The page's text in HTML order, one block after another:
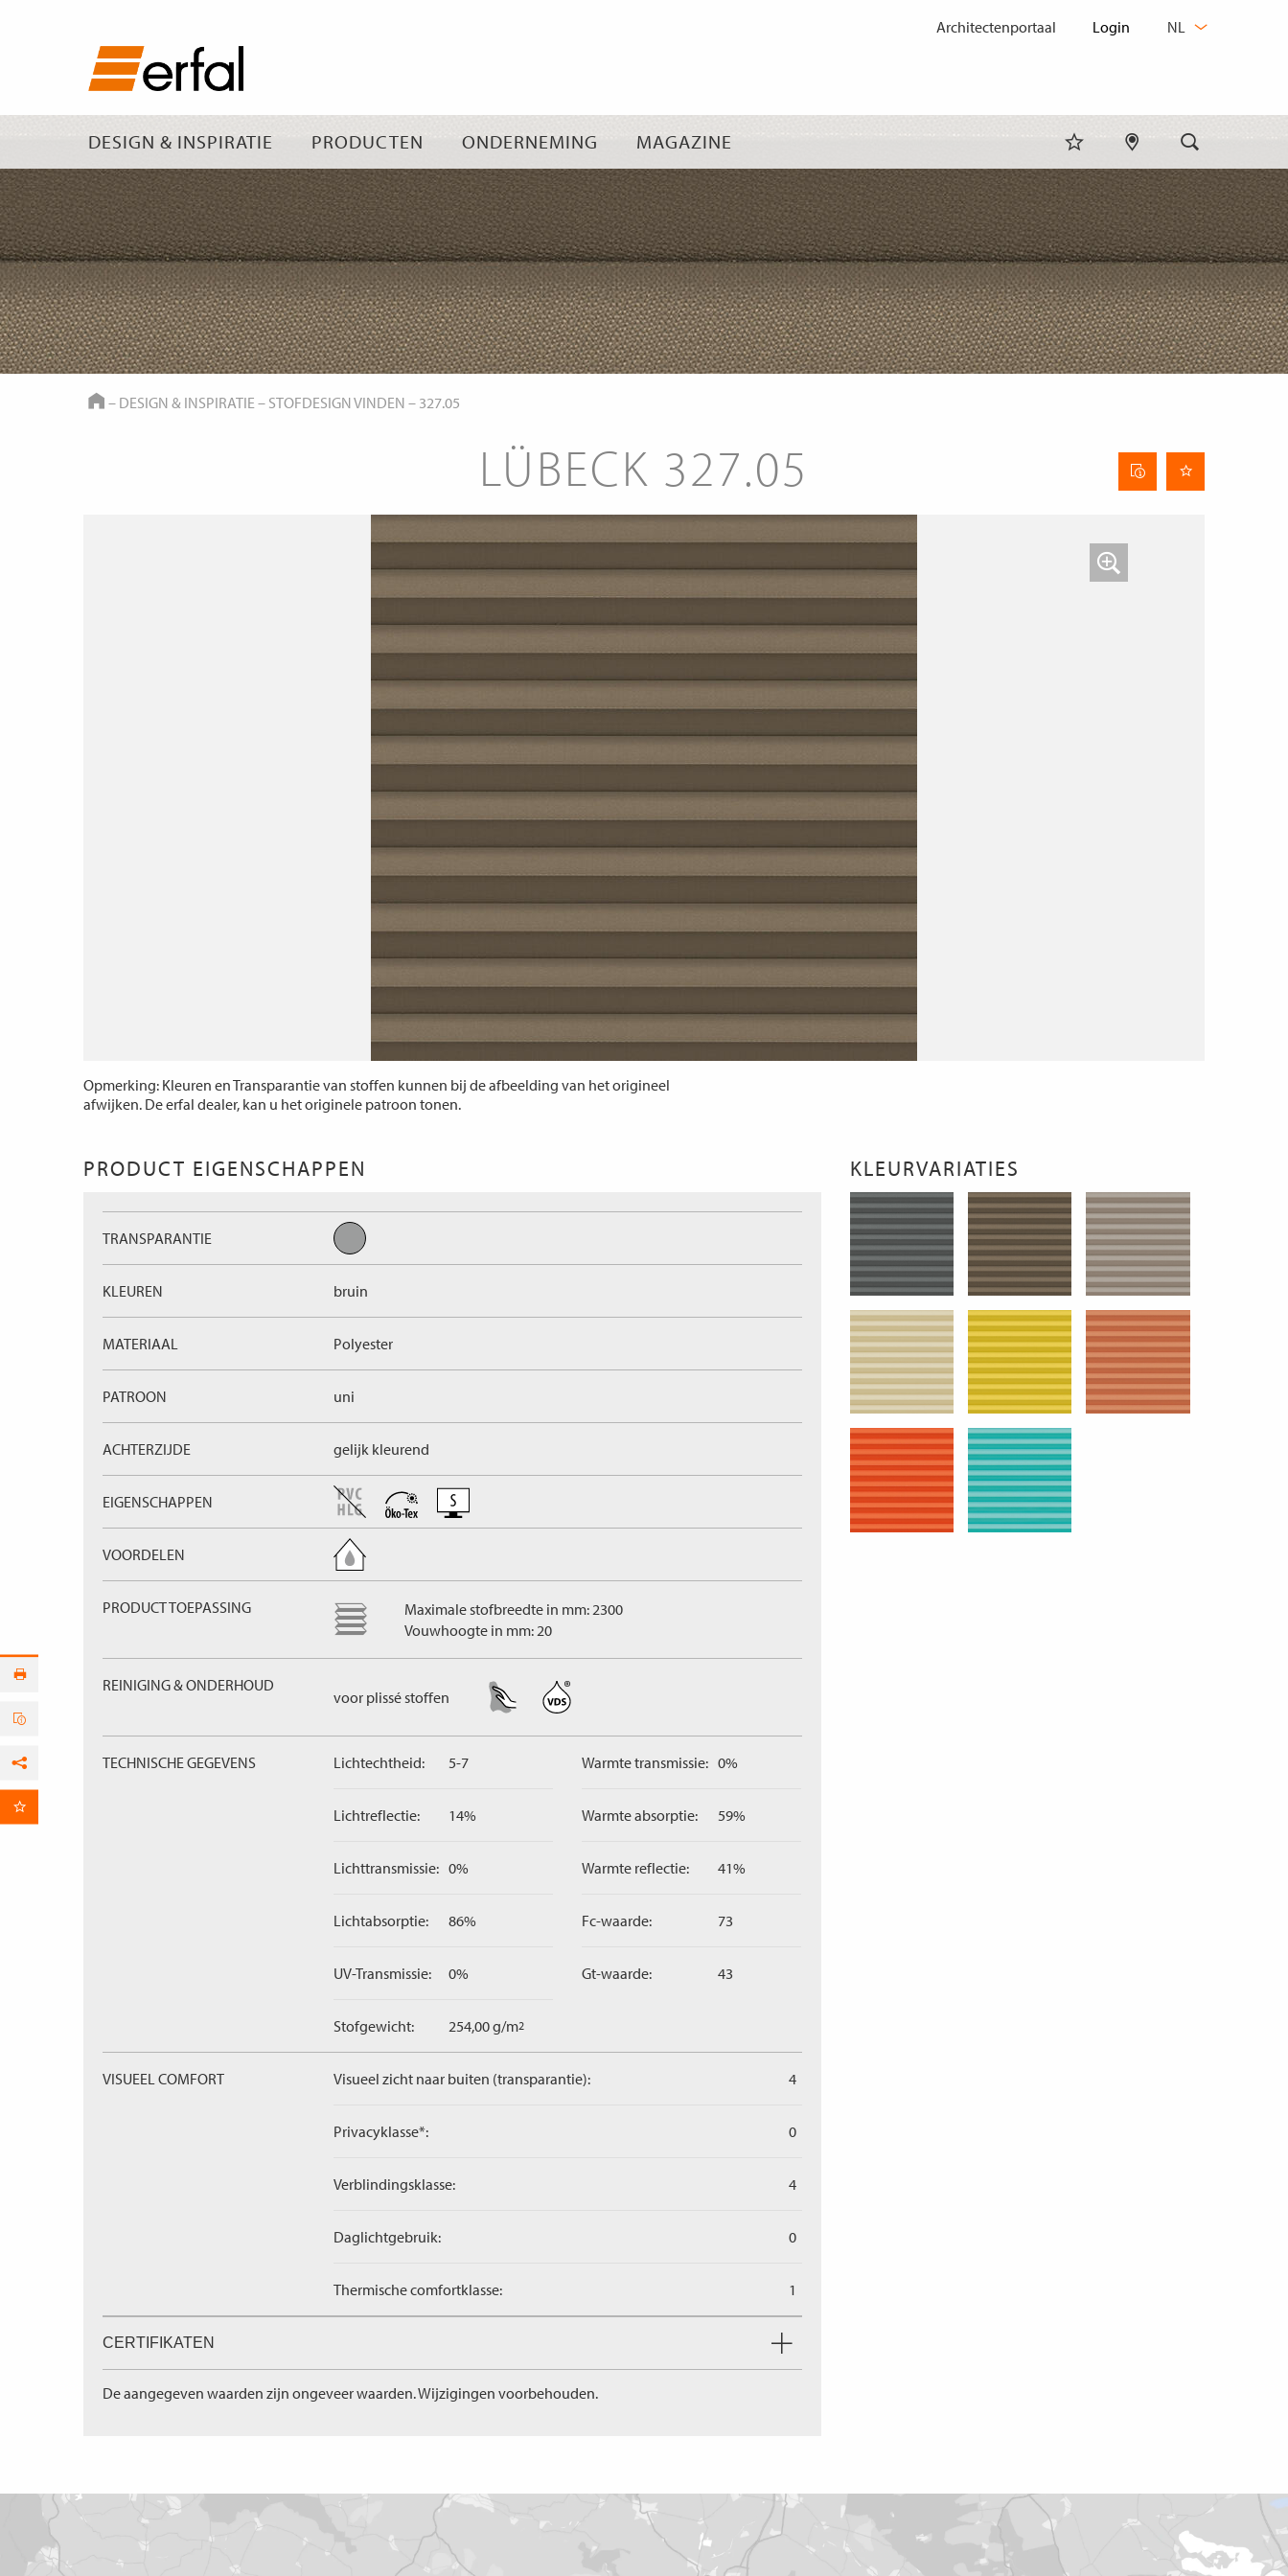
DESIGN & INSPIRATIE PRODUCTEN ONDERNEMING MAGAZINE
Architectenportaal
WIJZIGEN
NL
HOME
– DESIGN & INSPIRATIE– STOFDESIGN VINDEN – 327.05
LÜBECK 327.05 Stofinformatieblad
Opmerking: Kleuren en Transparantie van stoffen kunnen bij de afbeelding van het origineel
afwijken. De erfal dealer, kan u het originele patroon tonen.
PRODUCT EIGENSCHAPPEN
TRANSPARANTIE
KLEUREN bruin
MATERIAAL Polyester
PATROON uni
ACHTERZIJDE gelijk kleurend
EIGENSCHAPPEN
VOORDELEN
PRODUCT TOEPASSING
Maximale stofbreedte in mm: 2300
Vouwhoogte in mm: 20
REINIGING & ONDERHOUD
voor plissé stoffen
TECHNISCHE GEGEVENS Lichtechtheid: 5-7
Lichtreflectie: 14%
Lichttransmissie: 0%
Lichtabsorptie: 86%
UV-Transmissie: 0%
Stofgewicht: 254,00 g/m2
Warmte transmissie: 0%
Warmte absorptie: 59%
Warmte reflectie: 41%
Fc-waarde: 73
Gt-waarde: 43
VISUEEL COMFORT Visueel zicht naar buiten (transparantie): 4
Privacyklasse*: 0
Verblindingsklasse: 4
Daglichtgebruik: 0
Thermische comfortklasse: 1
CERTIFIKATEN
De aangegeven waarden zijn ongeveer waarden. Wijzigingen voorbehouden.
KLEURVARIATIES